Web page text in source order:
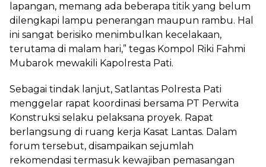
lapangan, memang ada beberapa titik yang belum
dilengkapi lampu penerangan maupun rambu. Hal
ini sangat berisiko menimbulkan kecelakaan,
terutama di malam hari,” tegas Kompol Riki Fahmi
Mubarok mewakili Kapolresta Pati.
Sebagai tindak lanjut, Satlantas Polresta Pati
menggelar rapat koordinasi bersama PT Perwita
Konstruksi selaku pelaksana proyek. Rapat
berlangsung di ruang kerja Kasat Lantas. Dalam
forum tersebut, disampaikan sejumlah
rekomendasi termasuk kewajiban pemasangan